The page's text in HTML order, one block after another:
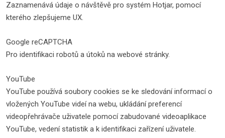
Zaznamenává údaje o návštěvě pro systém Hotjar, pomocí
kterého zlepšujeme UX.
Google reCAPTCHA
Pro identifikaci robotů a útoků na webové stránky.
YouTube
YouTube používá soubory cookies se ke sledování informací o
vložených YouTube videí na webu, ukládání preferencí
videopřehrávače uživatele pomocí zabudované videoaplikace
YouTube, vedení statistik a k identifikaci zařízení uživatele.